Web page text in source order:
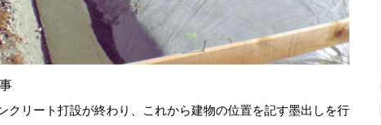
クリート打設が終わり、これから建物の位置を記す墨出しを行